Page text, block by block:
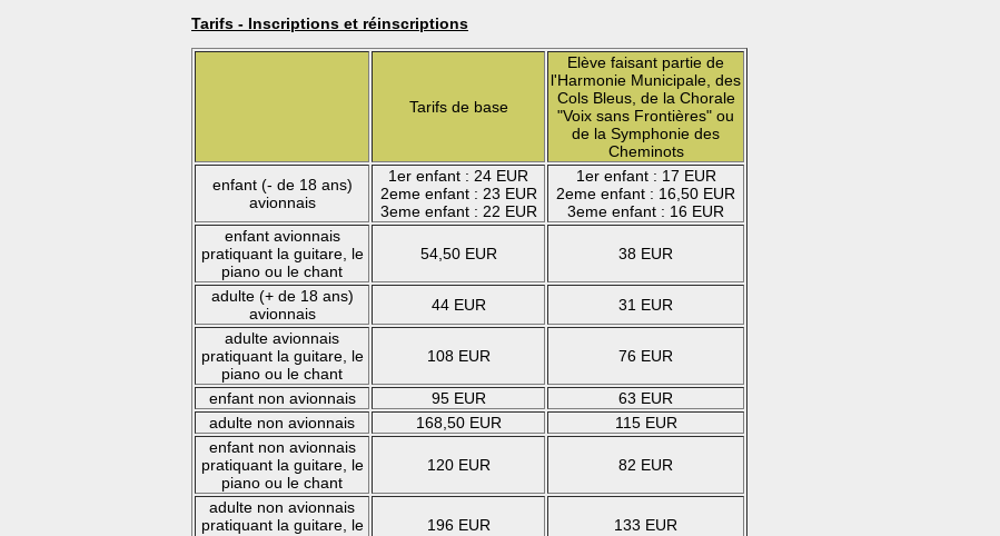
Tarifs - Inscriptions et réinscriptions
Tarifs de base
Elève faisant partie de
l'Harmonie Municipale, des
Cols Bleus, de la Chorale
"Voix sans Frontières" ou
de la Symphonie des
Cheminots
enfant (- de 18 ans)
avionnais
1er enfant : 24 EUR
2eme enfant : 23 EUR
3eme enfant : 22 EUR
1er enfant : 17 EUR
2eme enfant : 16,50 EUR
3eme enfant : 16 EUR
enfant avionnais
pratiquant la guitare, le
piano ou le chant
54,50 EUR 38 EUR
adulte (+ de 18 ans)
avionnais
44 EUR
31 EUR
adulte avionnais
pratiquant la guitare, le
piano ou le chant
108 EUR 76 EUR
enfant non avionnais 95 EUR
63 EUR
adulte non avionnais
168,50 EUR
115 EUR
enfant non avionnais
pratiquant la guitare, le
piano ou le chant
120 EUR 82 EUR
adulte non avionnais
pratiquant la guitare, le
196 EUR 133 EUR